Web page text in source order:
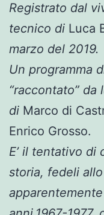
Registrato dal
tecnico di Luca
marzo del 2019.
Un programma
“raccontato”
di Marco di
Enrico Grosso.
E’ il tentativo
storia, fedeli